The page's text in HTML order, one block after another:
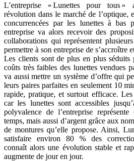
L’entreprise « Lunettes pour tous
révolution dans le marché de l’optique,
concurrencées par les lunettes à bas
entreprise va alors recevoir des
collaborations qui représentent
permettre à son entreprise de s’accroître
Les clients sont de plus en plus
coûts très faibles des lunettes vendues
va aussi mettre un système d’offre qui
leurs paires parfaites en seulement 10
rapide, pratique, et surtout efficace.
car les lunettes sont accessibles
polyvalence de l’entreprise
temps, mais aussi d’argent grâce aux
de montures qu’elle propose. Ainsi,
satisfaire environ 80 % des
connaît alors une évolution stable et
augmente de jour en jour.